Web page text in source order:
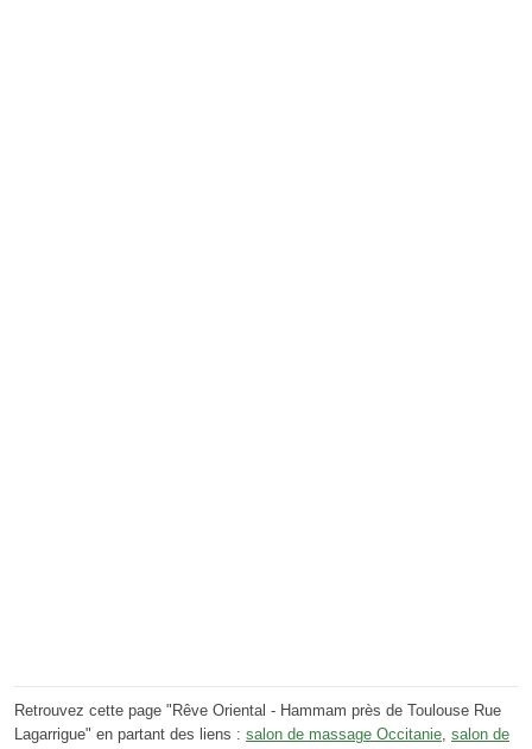
Retrouvez cette page "Rêve Oriental - Hammam près de Toulouse Rue
Lagarrigue" en partant des liens : salon de massage Occitanie salon de